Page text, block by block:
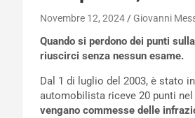
Novembre 12, 2024 Giovanni
Quando si perdono dei punti
riuscirci senza nessun esame.
Dal 1 di luglio del 2003, è stato
automobilista riceve 20 punti
vengano commesse delle